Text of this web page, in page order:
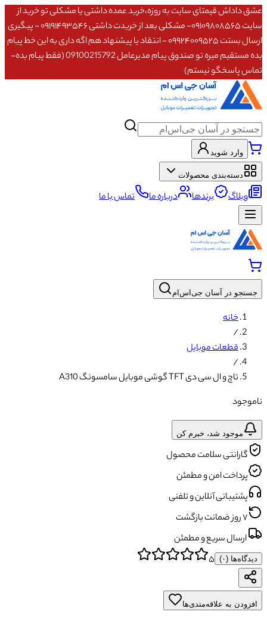
عشق داداش قیمتای سایت به روزه،خرید عمده داشتی یا مشکلی تو خرید از
سایت ۰۹۱۰۹۸۰۸۵۶۵- مشکلی بعد از خریدت داشتی ۰۹۱۹۱۴۹۳۵۴۶ - پیگیری
ارسال بستت ۰۹۹۲۴۰۰۹۵۲۵ - انتقاد یا پیشنهاد هم اگه داری به این خط پیام
بده مستقیم میره تو صندوق پیام مدیرعامل 09100215792 (فقط پیام بده-
تماس پاسخگو نیستم)
وارد شوید
دسته‌بندی محصولات
وبلاگ برندها درباره ما تماس با ما
جستجو در آسان جی‌اس‌ام
خانه
/
قطعات موبایل
/
تاچ و ال سی دی TFT گوشی موبایل سامسونگ A310
ناموجود
موجود شد، خبرم کن
گارانتی سلامت محصول
پرداخت امن و مطمئن
پشتیبانی آنلاین و تلفنی
۷ روز ضمانت بازگشت
ارسال سریع و مطمئن
دیدگاه‌ها (۰) ۵
افزودن به علاقه‌مندی‌ها